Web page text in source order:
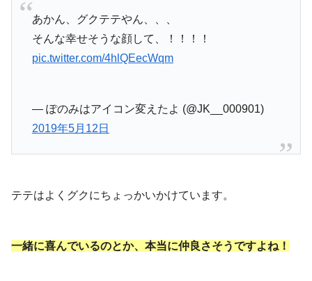
あかん、グクテテやん、、、
そんな幸せそうな顔して、！！！！
pic.twitter.com/4hlQEecWqm
— ぽのみはアイコン変えたよ (@JK__000901)
2019年5月12日
テテはよくグクにちょっかいかけています。
一緒に喜んでいるのとか、本当に仲良さそうですよね！